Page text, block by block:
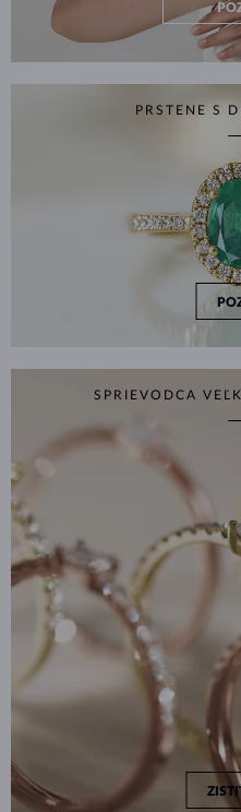
PRSTENE S
SPRIEVODCA